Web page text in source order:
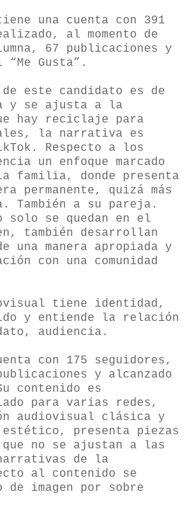
una cuenta con 391
al momento de
67 publicaciones y
“Me Gusta”.
este candidato es de
y se ajusta a la
hay reciclaje para
la narrativa es
Respecto a los
un enfoque marcado
familia, donde presenta
permanente, quizá más
También a su pareja.
solo se quedan en el
también desarrollan
una manera apropiada y
con una comunidad
tiene identidad,
y entiende la relación
audiencia.
con 175 seguidores,
y alcanzado
contenido es
para varias redes,
audiovisual clásica y
presenta piezas
no se ajustan a las
de la
al contenido se
de imagen por sobre